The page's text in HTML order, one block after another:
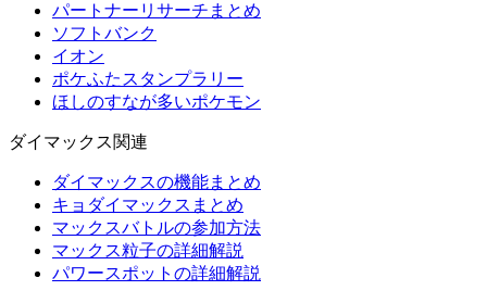
パートナーリサーチまとめ
ソフトバンク
イオン
ポケふたスタンプラリー
ほしのすなが多いポケモン
ダイマックス関連
ダイマックスの機能まとめ
キョダイマックスまとめ
マックスバトルの参加方法
マックス粒子の詳細解説
パワースポットの詳細解説